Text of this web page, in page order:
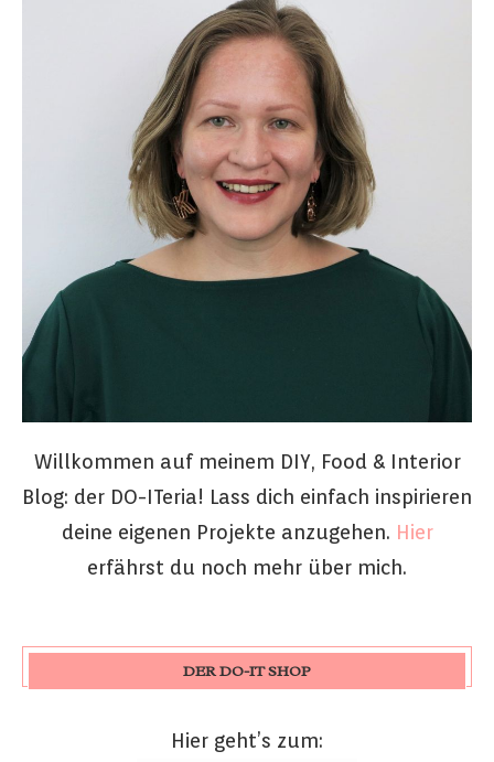
Willkommen auf meinem DIY, Food & Interior
Blog: der DO-ITeria! Lass dich einfach inspirieren
deine eigenen Projekte anzugehen. Hier
erfährst du noch mehr über mich.
DER DO-IT SHOP
Hier geht’s zum: